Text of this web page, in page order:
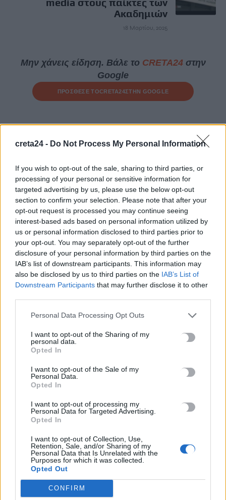
creta24 - Do Not Process My Personal Information
If you wish to opt-out of the sale, sharing to third parties, or
processing of your personal or sensitive information for
targeted advertising by us, please use the below opt-out
section to confirm your selection. Please note that after your
opt-out request is processed you may continue seeing
interest-based ads based on personal information utilized by
us or personal information disclosed to third parties prior to
your opt-out. You may separately opt-out of the further
disclosure of your personal information by third parties on the
IAB’s list of downstream participants. This information may
also be disclosed by us to third parties on the IAB’s List of
Downstream Participants that may further disclose it to other
Personal Data Processing Opt Outs
I want to opt-out of the Sharing of my
personal data.
Opted In
I want to opt-out of the Sale of my
Personal Data.
Opted In
I want to opt-out of processing my
Personal Data for Targeted Advertising.
Opted In
I want to opt-out of Collection, Use,
Retention, Sale, and/or Sharing of my
Personal Data that Is Unrelated with the
Purposes for which it was collected.
Opted Out
CONFIRM
Ακαδημιών
18 Μαρτίου, 2025
Μην χάνεις είδηση. Βάλε το CRETA24στην
Google
ΠΡΟΣΘΕΣΕ ΤΟCRETA24ΣΤΗΝ GOOGLE
στους Αθανάτους – Δωρεάν για δύο μήνες η παραχώρηση του
ακινήτου
5 Αυγούστου, 2026
Ακριβά στοιχίζει η βουτιά: Οι τιμές στις ξαπλώστρες σε
γνωστές παραλίες της Ελλάδας
5 Αυγούστου, 2026
e-ΕΦΚΑ: Πότε καταβάλλεται το αδειοδωρόσημο στους
Πήγε για ψώνια με το ελικόπτερό του γιατί η διαδρομή με το
αμάξι ήταν… πολύ μεγάλη
5 Αυγούστου, 2026
Μύκονος: 35χρονος οδηγός έκλεψε από τουρίστα επώνυμη
τσάντα και ρολόι αξίας 75.000 ευρώ
Σύσκεψη εργασίας για θέματα Μεταφορών και Επικοινωνιών
5 Αυγούστου, 2026
Η Βρετανική κυβέρνηση δεν θα προχωρήσει σε διεξαγωγή
5 Αυγούστου, 2026